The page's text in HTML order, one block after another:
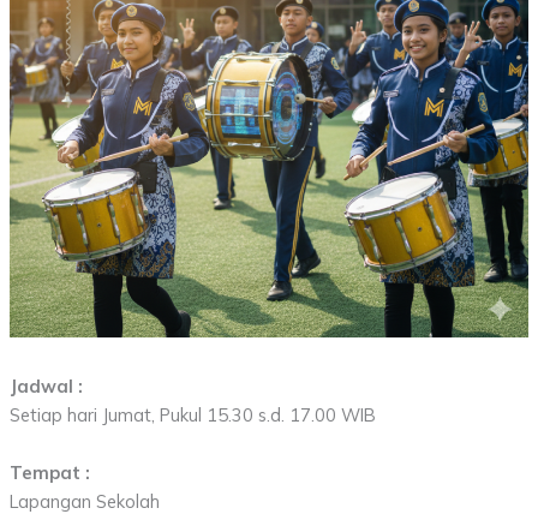
Jadwal :
Setiap hari Jumat, Pukul 15.30 s.d. 17.00 WIB
Tempat :
Lapangan Sekolah